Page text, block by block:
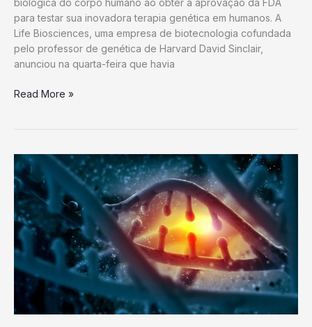
biológica do corpo humano ao obter a aprovação da FDA
para testar sua inovadora terapia genética em humanos. A
Life Biosciences, uma empresa de biotecnologia cofundada
pelo professor de genética de Harvard David Sinclair,
anunciou na quarta-feira que havia
Enquanto
imortalidade,
startup
cofundada
por
professor
de
genética
Harvard
recebe
aprovação
Read More »